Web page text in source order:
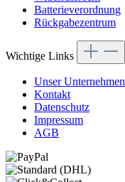
Batterieverordnung
Rückgabezentrum
Wichtige Links
Unser Unternehmen
Kontakt
Datenschutz
Impressum
AGB